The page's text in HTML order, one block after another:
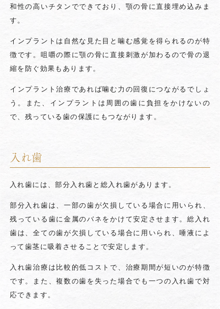
和性の高いチタンでできており、顎の骨に直接埋め込みま
す。
インプラントは自然な見た目と噛む感覚を得られるのが特
徴です。咀嚼の際に顎の骨に直接刺激が加わるので骨の退
縮を防ぐ効果もあります。
インプラント治療であれば噛む力の回復につながるでしょ
う。また、インプラントは周囲の歯に負担をかけないの
で、残っている歯の保護にもつながります。
入れ歯
入れ歯には、部分入れ歯と総入れ歯があります。
部分入れ歯は、一部の歯が欠損している場合に用いられ、
残っている歯に金属のバネをかけて安定させます。総入れ
歯は、全ての歯が欠損している場合に用いられ、唾液によ
って歯茎に吸着させることで安定します。
入れ歯治療は比較的低コストで、治療期間が短いのが特徴
です。また、複数の歯を失った場合でも一つの入れ歯で対
応できます。